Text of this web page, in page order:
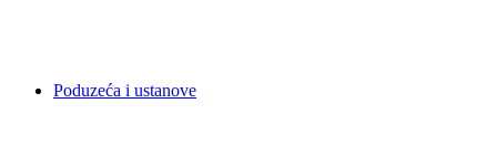
Poduzeća i ustanove